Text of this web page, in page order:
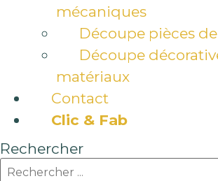
mécaniques
Découpe pièces
Découpe
matériaux
Contact
Clic & Fab
Rechercher